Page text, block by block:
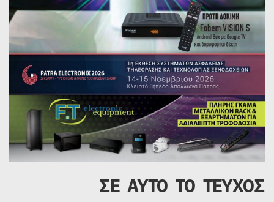
ΣΕ ΑΥΤΟ ΤΟ ΤΕΥΧΟΣ